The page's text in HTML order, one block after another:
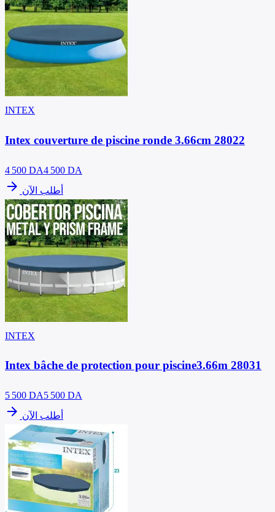
INTEX
Intex couverture de piscine ronde 3.66cm 28022
4 500 DA4 500 DA
arrow_forward أطلب الآن
INTEX
Intex bâche de protection pour piscine3.66m 28031
5 500 DA5 500 DA
arrow_forward أطلب الآن